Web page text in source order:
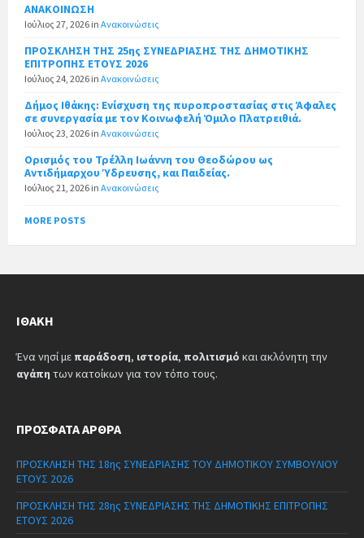
ΑΝΑΚΟΙΝΩΣΗ
Ιούλιος 27, 2026 in Ανακοινώσεις
ΠΡΟΣΚΛΗΣΗ ΤΗΣ 25ης ΣΥΝΕΔΡΙΑΣΗΣ ΤΗΣ ΔΗΜΟΤΙΚΗΣ
ΕΠΙΤΡΟΠΗΣ ΕΤΟΥΣ 2026
Ιούλιος 24, 2026 in Ανακοινώσεις
Δήμος Ιθάκης: Ενίσχυση της πυροπροστασίας στις Άφαλες
σε συνεργασία με τον Κοινωφελή Όμιλο Πλατρειθιά.
Ιούλιος 23, 2026 in Ανακοινώσεις
Ορισμός του Τρέλλη Ιωάννη του Θεοδώρου ως
Αντιδήμαρχου Ύδρευσης, και Παιδείας.
Ιούλιος 21, 2026 in Ανακοινώσεις
MORE POSTS
ΙΘΆΚΗ
Ένα νησί με παράδοση, ιστορία, πολιτισμό και ακλόνητη την
αγάπη των κατοίκων για τον τόπο τους.
ΠΡΌΣΦΑΤΑ ΆΡΘΡΑ
ΠΡΟΣΚΛΗΣΗ ΤΗΣ 18ης ΣΥΝΕΔΡΙΑΣΗΣ ΤΟΥ ΔΗΜΟΤΙΚΟΥ ΣΥΜΒΟΥΛΙΟΥ
ΕΤΟΥΣ 2026
ΠΡΟΣΚΛΗΣΗ ΤΗΣ 28ης ΣΥΝΕΔΡΙΑΣΗΣ ΤΗΣ ΔΗΜΟΤΙΚΗΣ ΕΠΙΤΡΟΠΗΣ
ΕΤΟΥΣ 2026